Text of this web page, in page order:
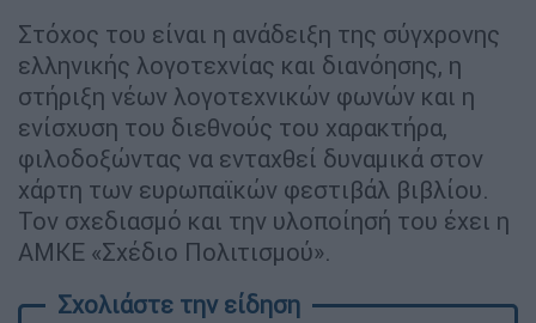
Στόχος του είναι η ανάδειξη της σύγχρονης
ελληνικής λογοτεχνίας και διανόησης, η
στήριξη νέων λογοτεχνικών φωνών και η
ενίσχυση του διεθνούς του χαρακτήρα,
φιλοδοξώντας να ενταχθεί δυναμικά στον
χάρτη των ευρωπαϊκών φεστιβάλ βιβλίου.
Τον σχεδιασμό και την υλοποίησή του έχει η
ΑΜΚΕ «Σχέδιο Πολιτισμού».